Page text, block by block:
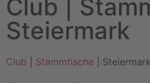
Club |
Steiermark
Club Stammtische | Steiermark